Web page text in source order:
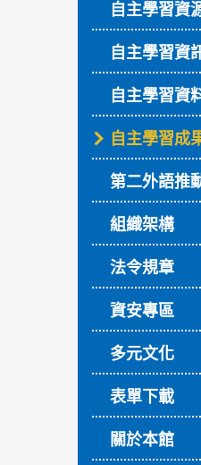
自主學習資
自主學習資
自主學習資
自主學習成
第二外語推
組織架構
法令規章
資安專區
多元文化
表單下載
關於本館